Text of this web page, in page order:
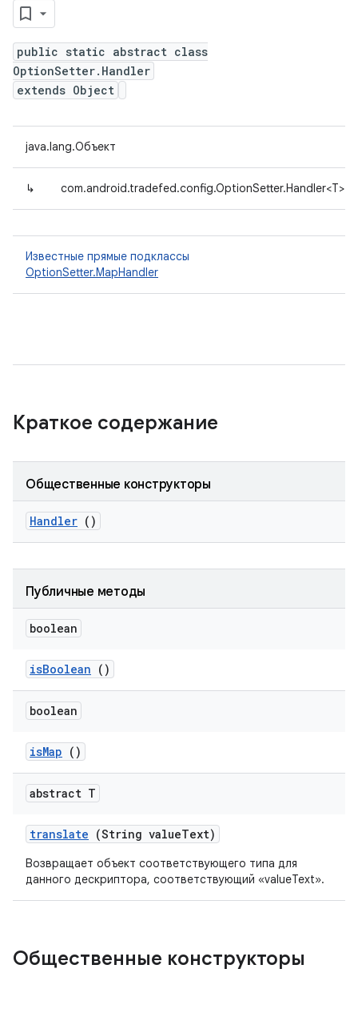
public static abstract class
OptionSetter.Handler
extends Object
java.lang.Объект
↳ com.android.tradefed.config.OptionSetter.Handler<T>
Известные прямые подклассы
OptionSetter.MapHandler
Краткое содержание
Общественные конструкторы
Handler ()
Публичные методы
boolean
isBoolean ()
boolean
isMap ()
abstract T
translate (String valueText)
Возвращает объект соответствующего типа для
данного дескриптора, соответствующий «valueText».
Общественные конструкторы